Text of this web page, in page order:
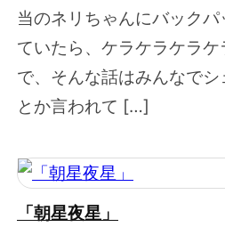
当のネリちゃんにバック
ていたら、ケラケラケラケ
で、そんな話はみんなでシ
とか言われて […]
「朝星夜星」